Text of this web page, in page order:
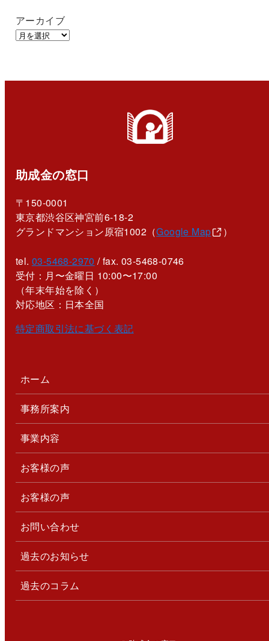
アーカイブ
助成金の窓口
〒150-0001
東京都渋谷区神宮前6-18-2
グランドマンション原宿1002（Google Map ）
tel. 03-5468-2970 / fax. 03-5468-0746
受付：月〜金曜日 10:00〜17:00
（年末年始を除く）
対応地区：日本全国
特定商取引法に基づく表記
ホーム
事務所案内
事業内容
お客様の声
お客様の声
お問い合わせ
過去のお知らせ
過去のコラム